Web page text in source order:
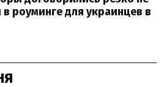
роуминге для украинцев в